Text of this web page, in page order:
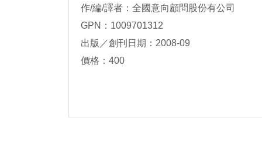
作/編/譯者：全國意向顧問股份有公司
GPN：1009701312
出版／創刊日期：2008-09
價格：400